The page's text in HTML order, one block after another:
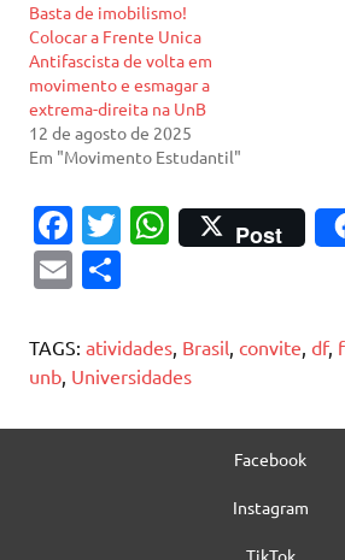
Basta de imobilismo!
Colocar a Frente Unica
Antifascista de volta em
movimento e esmagar a
extrema-direita na UnB
12 de agosto de 2025
Em "Movimento Estudantil"
Fa
c
e
b
o
o
T
te
r
W
h
s
A
p
Post
E
ai
l
ar
e
TAGS: atividades Brasil convite df,
unb Universidades
Facebook
Instagram
TikTok